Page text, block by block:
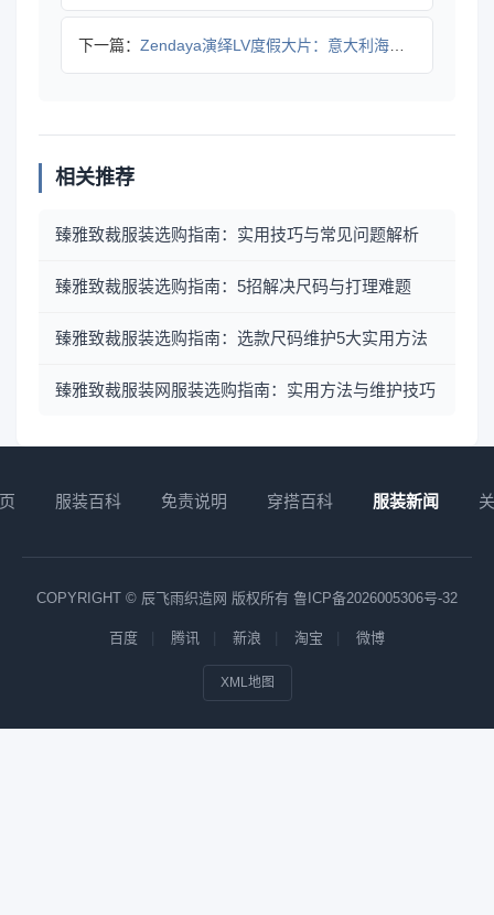
下一篇： Zendaya演绎LV度假大片：意大利海岸的复古时尚邂逅
相关推荐
臻雅致裁服装选购指南：实用技巧与常见问题解析
臻雅致裁服装选购指南：5招解决尺码与打理难题
臻雅致裁服装选购指南：选款尺码维护5大实用方法
臻雅致裁服装网服装选购指南：实用方法与维护技巧
服装百科 免责说明 穿搭百科 服装新闻
COPYRIGHT © 辰飞雨织造网 版权所有 鲁ICP备2026005306号-32
百度 腾讯 新浪 淘宝 微博
XML地图